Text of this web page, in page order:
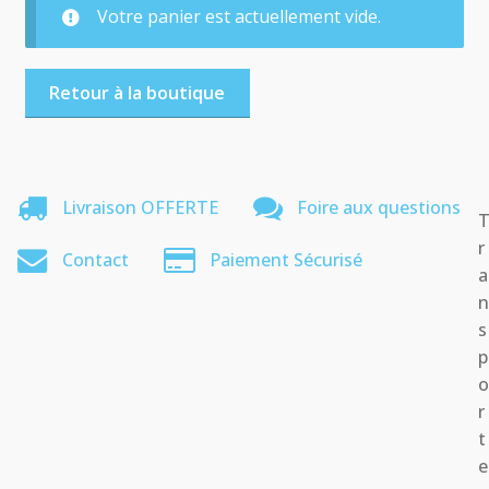
Votre panier est actuellement vide.
Retour à la boutique
Livraison OFFERTE Foire aux questions
Contact Paiement Sécurisé
r
a
n
s
p
o
r
t
e